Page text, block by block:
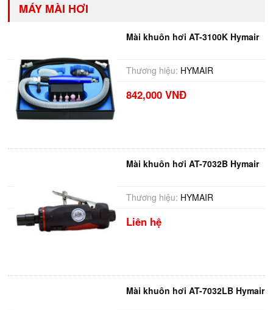
MÁY MÀI HƠI
Mài khuôn hơi AT-3100K Hymair
Thương hiệu: HYMAIR
842,000 VNĐ
Mài khuôn hơi AT-7032B Hymair
Thương hiệu: HYMAIR
Liên hệ
Mài khuôn hơi AT-7032LB Hymair